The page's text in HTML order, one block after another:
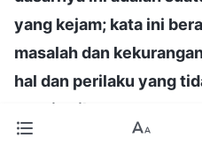
yang kejam; kata ini
masalah dan
hal dan perilaku yang
atau intrik, gagasan,
baliknya. Inilah arti kata